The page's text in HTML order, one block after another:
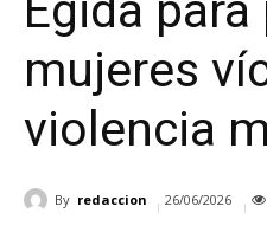
mujeres
violencia
By redaccion 26/06/2026